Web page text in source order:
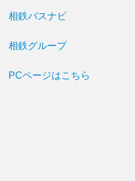
相鉄バスナビ
相鉄グループ
PCページはこちら